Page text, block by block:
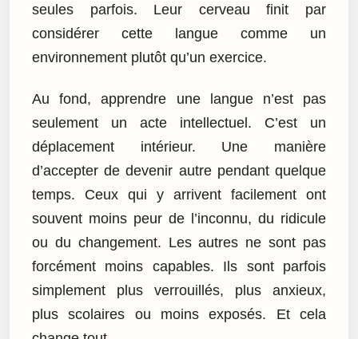
seules parfois. Leur cerveau finit par
considérer cette langue comme un
environnement plutôt qu’un exercice.
Au fond, apprendre une langue n’est pas
seulement un acte intellectuel. C’est un
déplacement intérieur. Une manière
d’accepter de devenir autre pendant quelque
temps. Ceux qui y arrivent facilement ont
souvent moins peur de l’inconnu, du ridicule
ou du changement. Les autres ne sont pas
forcément moins capables. Ils sont parfois
simplement plus verrouillés, plus anxieux,
plus scolaires ou moins exposés. Et cela